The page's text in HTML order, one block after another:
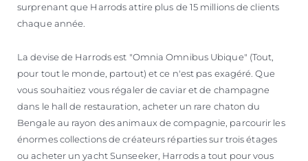
surprenant que Harrods attire plus de 15 millions de clients
chaque année.
La devise de Harrods est "Omnia Omnibus Ubique" (Tout,
pour tout le monde, partout) et ce n'est pas exagéré. Que
vous souhaitiez vous régaler de caviar et de champagne
dans le hall de restauration, acheter un rare chaton du
Bengale au rayon des animaux de compagnie, parcourir les
énormes collections de créateurs réparties sur trois étages
ou acheter un yacht Sunseeker, Harrods a tout pour vous